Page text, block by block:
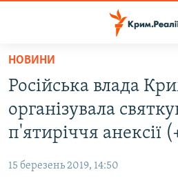
Перейти
основного
матеріалу
Перейти
до
основної
навігації
ВІДЕО ТА ФОТО
БЛОГИ
НОВИНИ
Російська влада
організувала
п'ятиріччя анексії
15 березень 2019, 14:50